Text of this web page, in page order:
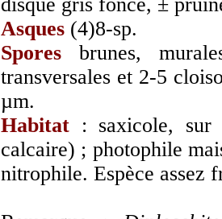
Asques (4)8-sp.
Spores brunes,
transversales et 2-5
µm.
Habitat : saxicole, sur
calcaire) ; photophile
nitrophile. Espèce assez